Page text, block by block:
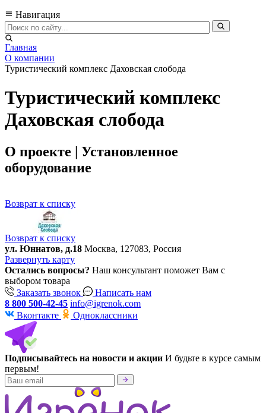
Навигация
Главная
О компании
Туристический комплекс Даховская слобода
Туристический комплекс
Даховская слобода
О проекте | Установленное
оборудование
Возврат к списку
Возврат к списку
ул. Юннатов, д.18 Москва, 127083, Россия
Развернуть карту
Остались вопросы? Наш консультант поможет Вам с
выбором товара
Заказать звонок
Написать нам
8 800 500-42-45 info@igrenok.com
Вконтакте
Одноклассники
Подписывайтесь на новости и акции И будьте в курсе самым
первым!